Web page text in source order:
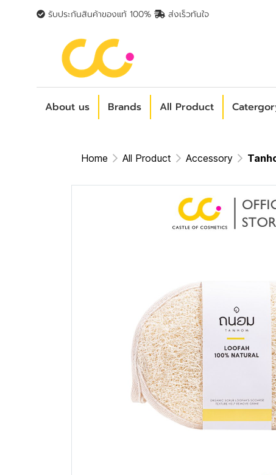
รับประกันสินค้าของแท้ 100% ส่งเร็วทันใจ
About us Brands All Product
Home All Product Accessory